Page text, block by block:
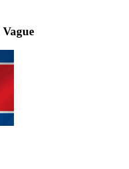
Vague